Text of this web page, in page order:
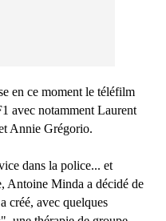
en ce moment le téléfilm
avec notamment Laurent
Annie Grégorio.
dans la police... et
Antoine Minda a décidé de
créé, avec quelques